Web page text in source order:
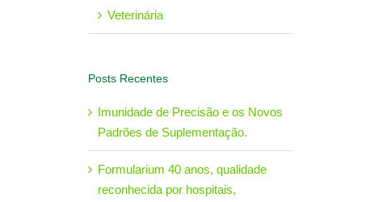
Veterinária
Posts Recentes
Imunidade de Precisão e os Novos
Padrões de Suplementação.
Formularium 40 anos, qualidade
reconhecida por hospitais,